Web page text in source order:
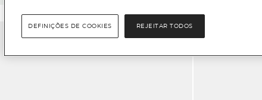
REJEITAR TODOS
DEFINIÇÕES DE COOKIES